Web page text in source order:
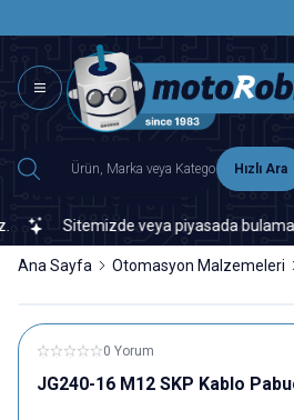
Hızlı Ara
Sitemizde veya piyasada
Ana Sayfa Otomasyon Malzemeleri
0 Yorum
JG240-16 M12 SKP Kablo